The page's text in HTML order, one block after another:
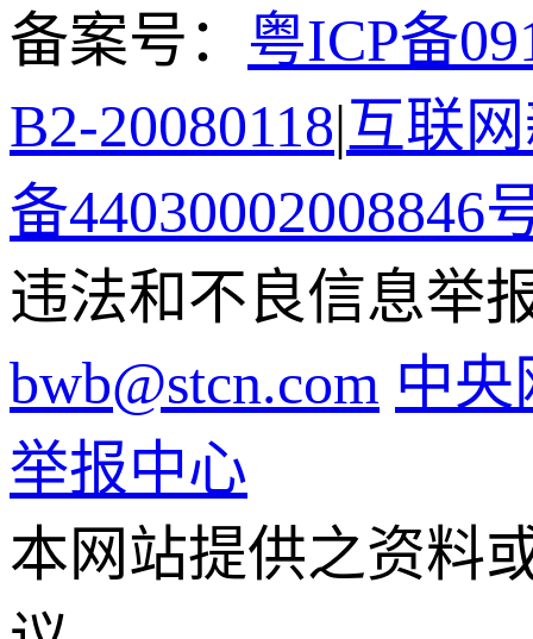
备案号： 粤ICP备
B2-20080118|互联
备44030002008846
违法和不良信息举
bwb@stcn.com 中
举报中心
本网站提供之资料